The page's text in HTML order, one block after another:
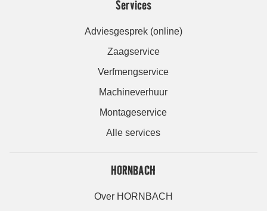
Services
Adviesgesprek (online)
Zaagservice
Verfmengservice
Machineverhuur
Montageservice
Alle services
HORNBACH
Over HORNBACH